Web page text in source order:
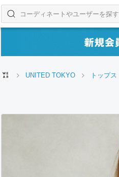
コーディネートやユーザーを探す
検索する
UNITED TOKYO トップス